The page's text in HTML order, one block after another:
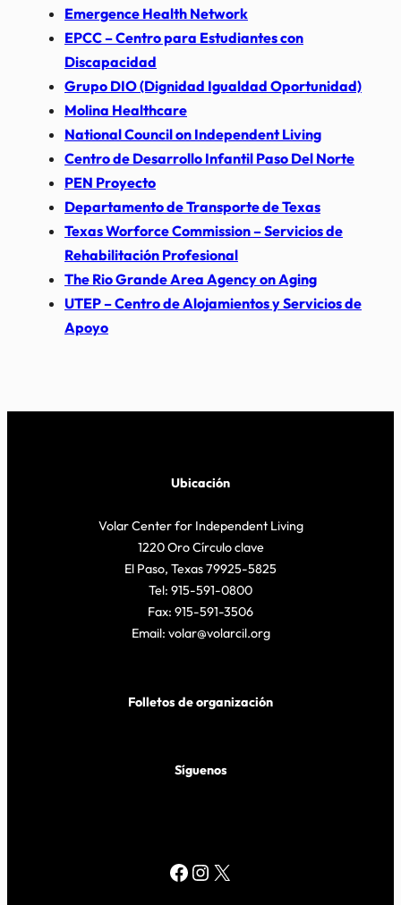
Emergence Health Network
EPCC – Centro para Estudiantes con
Discapacidad
Grupo DIO (Dignidad Igualdad Oportunidad)
Molina Healthcare
National Council on Independent Living
Centro de Desarrollo Infantil Paso Del Norte
PEN Proyecto
Departamento de Transporte de Texas
Texas Worforce Commission – Servicios de
Rehabilitación Profesional
The Rio Grande Area Agency on Aging
UTEP – Centro de Alojamientos y Servicios de
Apoyo
Ubicación
Volar Center for Independent Living
1220 Oro Círculo clave
El Paso, Texas 79925-5825
Tel: 915-591-0800
Fax: 915-591-3506
Email: volar@volarcil.org
Folletos de organización
Síguenos
Facebook Instagram X